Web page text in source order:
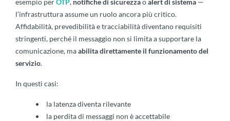
l’infrastruttura assume un ruolo ancora più critico.
Affidabilità, prevedibilità e tracciabilità diventano requisiti
stringenti, perché il messaggio non si limita a supportare la
comunicazione, maabilita direttamente il funzionamento del
servizio.
In questi casi:
la latenza diventa rilevante
la perdita di messaggi non è accettabile